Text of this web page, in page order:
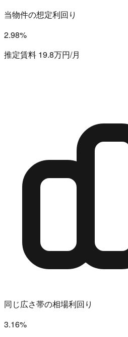
当物件の想定利回り
2.98%
推定賃料 19.8万円/月
同じ広さ帯の相場利回り
3.16%